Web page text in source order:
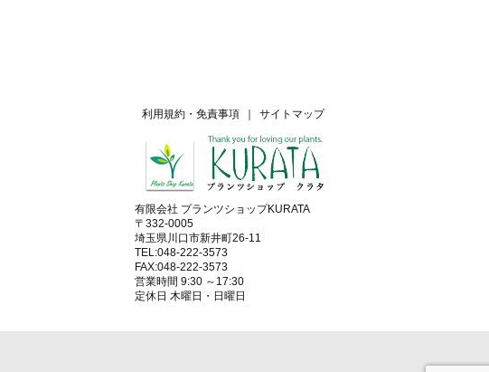
サイトマップ
利用規約・免責事項
有限会社 プランツショップKURATA
〒332-0005
埼玉県川口市新井町26-11
TEL:048-222-3573
FAX:048-222-3573
営業時間 9:30 ～17:30
定休日 木曜日・日曜日